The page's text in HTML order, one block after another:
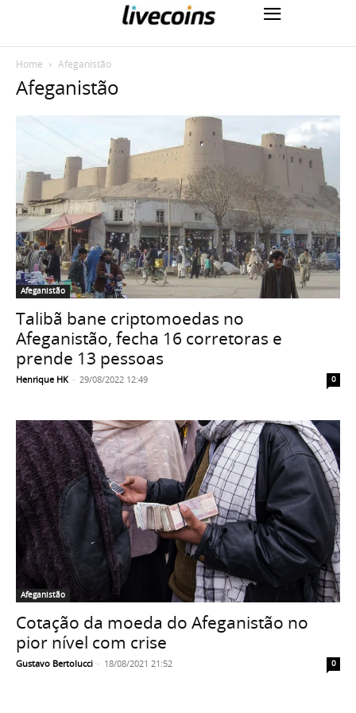
Home Afeganistão
Afeganistão
Afeganistão
Talibã bane criptomoedas no
Afeganistão, fecha 16 corretoras e
prende 13 pessoas
Henrique HK - 29/08/2022 12:49 0
Afeganistão
Cotação da moeda do Afeganistão no
pior nível com crise
Gustavo Bertolucci - 18/08/2021 21:52 0